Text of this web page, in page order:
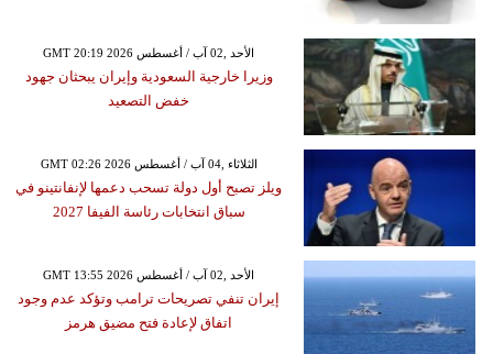
GMT 20:19 2026 الأحد ,02 آب / أغسطس
وزيرا خارجية السعودية وإيران يبحثان جهود
خفض التصعيد
GMT 02:26 2026 الثلاثاء ,04 آب / أغسطس
ويلز تصبح أول دولة تسحب دعمها لإنفانتينو في
سباق انتخابات رئاسة الفيفا 2027
GMT 13:55 2026 الأحد ,02 آب / أغسطس
إيران تنفي تصريحات ترامب وتؤكد عدم وجود
اتفاق لإعادة فتح مضيق هرمز